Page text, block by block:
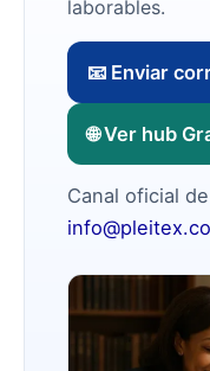
laborables.
📧 Enviar
🌐 Ver hub
Canal oficial